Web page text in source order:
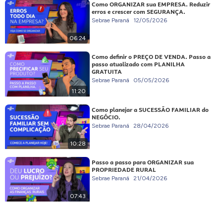
06:24
Como ORGANIZAR sua EMPRESA. Reduzir
erros e crescer com SEGURANÇA.
Sebrae Paraná 12/05/2026
11:20
Como definir o PREÇO DE VENDA. Passo a
passo atualizado com PLANILHA
GRATUITA
Sebrae Paraná 05/05/2026
10:28
Como planejar a SUCESSÃO FAMILIAR do
NEGÓCIO.
Sebrae Paraná 28/04/2026
07:43
Passo a passo para ORGANIZAR sua
PROPRIEDADE RURAL
Sebrae Paraná 21/04/2026